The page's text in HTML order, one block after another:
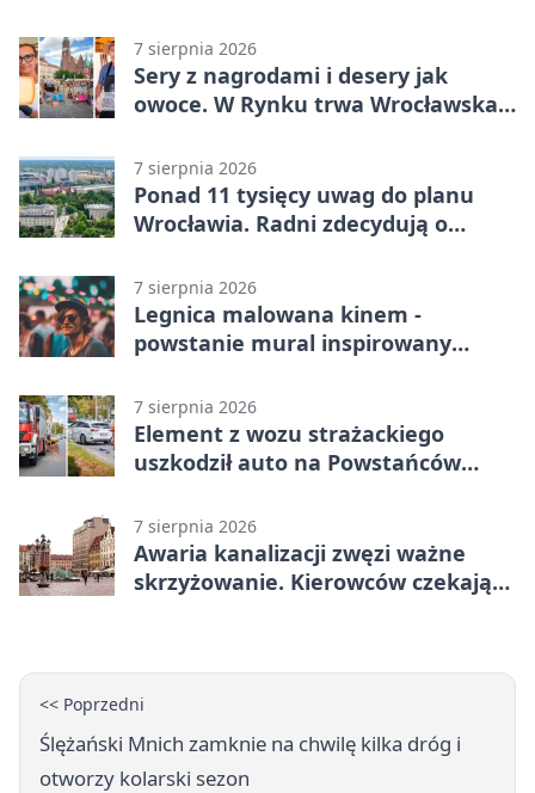
7 sierpnia 2026
Sery z nagrodami i desery jak
owoce. W Rynku trwa Wrocławska
7 sierpnia 2026
Ponad 11 tysięcy uwag do planu
Wrocławia. Radni zdecydują o
7 sierpnia 2026
Legnica malowana kinem -
powstanie mural inspirowany
7 sierpnia 2026
Element z wozu strażackiego
uszkodził auto na Powstańców
7 sierpnia 2026
Awaria kanalizacji zwęzi ważne
skrzyżowanie. Kierowców czekają
<< Poprzedni
Ślężański Mnich zamknie na chwilę kilka dróg i
otworzy kolarski sezon